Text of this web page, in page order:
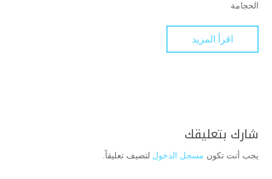
الحجامة
اقرأ المزيد
شارك بتعليقك
يجب أنت تكون مسجل الدخول لتضيف تعليقاً.